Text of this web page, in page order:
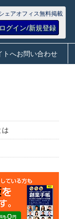
ェアオフィス無料掲載
ログイン/新規登録
トへお問い合わせ
は